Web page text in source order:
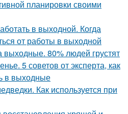
планировки своими
в выходной. Когда
от работы в выходной
выходные. 80% людей грустят
5 советов от эксперта, как
в выходные
Как используется при